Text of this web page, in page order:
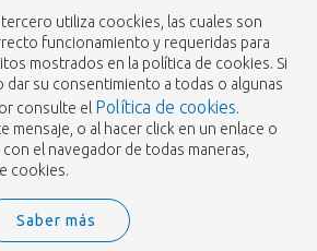
utiliza coockies, las cuales son
funcionamiento y requeridas para
mostrados en la política de cookies. Si
dar su consentimiento a todas o algunas
consulte el Política de cookies.
mensaje, o al hacer click en un enlace o
el navegador de todas maneras,
cookies.
Saber más